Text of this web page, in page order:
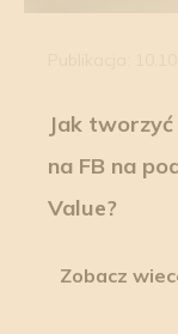
Jak
na FB na
Value?
Zobacz